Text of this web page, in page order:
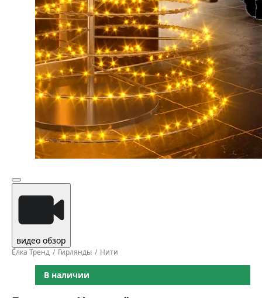
видео обзор
Ёлка Тренд Гирлянды Нити
В наличии